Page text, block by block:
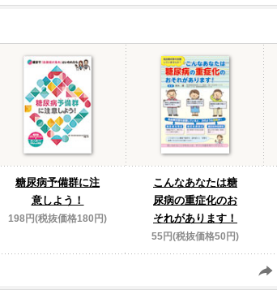
糖尿病予備群に注
意しよう！
198円(税抜価格180円)
こんなあなたは糖
尿病の重症化のお
それがあります！
55円(税抜価格50円)